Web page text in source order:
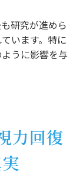
研究が進めら
います。特に
うに影響を与
力回復